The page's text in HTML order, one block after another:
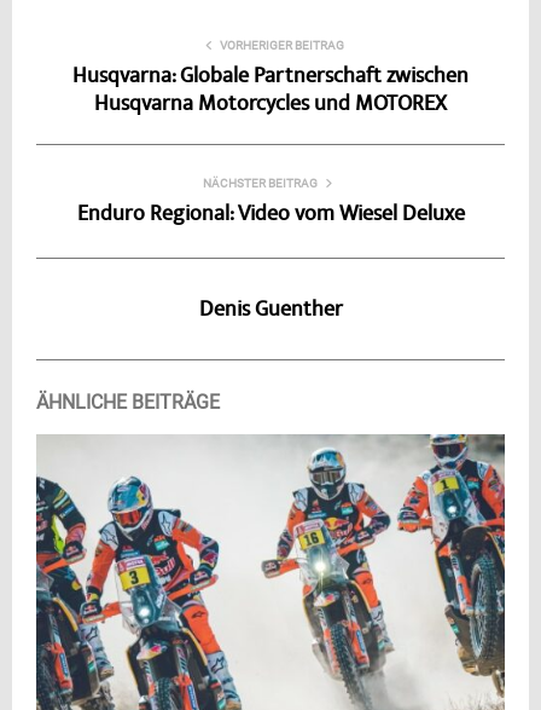
VORHERIGER BEITRAG
Husqvarna: Globale Partnerschaft zwischen
Husqvarna Motorcycles und MOTOREX
NÄCHSTER BEITRAG
Enduro Regional: Video vom Wiesel Deluxe
Denis Guenther
ÄHNLICHE BEITRÄGE